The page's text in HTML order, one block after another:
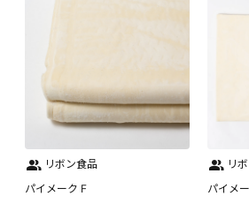
リボン食品
パイメーク F
リ
パイメ